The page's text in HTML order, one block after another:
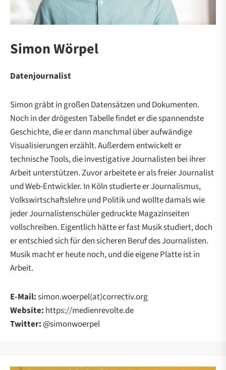
SimonWörpel
Datenjournalist
Simon gräbt in großen Datensätzen und Dokumenten.
Noch in der drögesten Tabelle findet er die spannendste
Geschichte, die er dann manchmal über aufwändige
Visualisierungen erzählt. Außerdem entwickelt er
technische Tools, die investigative Journalisten bei ihrer
Arbeit unterstützen. Zuvor arbeitete er als freier Journalist
und Web-Entwickler. In Köln studierte er Journalismus,
Volkswirtschaftslehre und Politik und wollte damals wie
jeder Journalistenschüler gedruckte Magazinseiten
vollschreiben. Eigentlich hätte er fast Musik studiert, doch
er entschied sich für den sicheren Beruf des Journalisten.
Musik macht er heute noch, und die eigene Platte ist in
Arbeit.
E-Mail:simon.woerpel(at)correctiv.org
Website: https://medienrevolte.de
Twitter:@simonwoerpel